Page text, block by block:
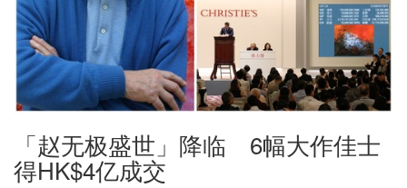
「赵无极盛世」降临 6幅大作佳士
得HK$4亿成交